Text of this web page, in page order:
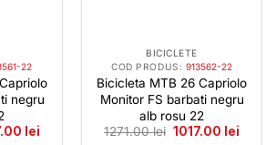
22
negru
lei
BICICLETE
COD PRODUS: 913562-22
Bicicleta MTB 26 Capriolo
Monitor FS barbati negru
alb rosu 22
1271.00lei Prețul
1017.00 lei